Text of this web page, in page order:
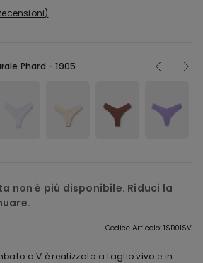
Phard - 1905
non è più disponibile. Riduci la
Codice Articolo: 1SB01SV
a V è realizzato a taglio vivo e in